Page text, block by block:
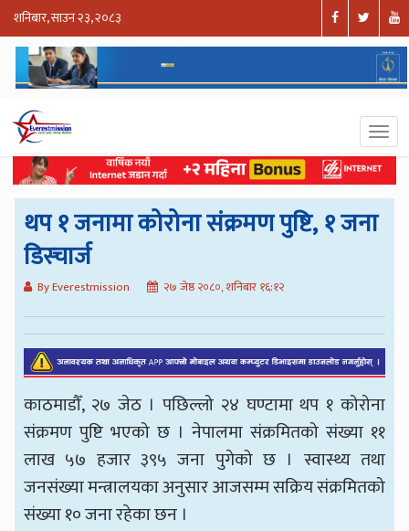
शनिबार, साउन २३, २०८३
थप १ जनामा कोरोना संक्रमण पुष्टि, १ जना
डिस्चार्ज
By Everestmission २७ जेष्ठ २०८०, शनिबार १६:१२
काठमाडौँ, २७ जेठ । पछिल्लो २४ घण्टामा थप १ कोरोना
संक्रमण पुष्टि भएको छ । नेपालमा संक्रमितको संख्या ११
लाख ५७ हजार ३९५ जना पुगेको छ । स्वास्थ्य तथा
जनसंख्या मन्त्रालयका अनुसार आजसम्म सक्रिय संक्रमितको
संख्या १० जना रहेका छन ।